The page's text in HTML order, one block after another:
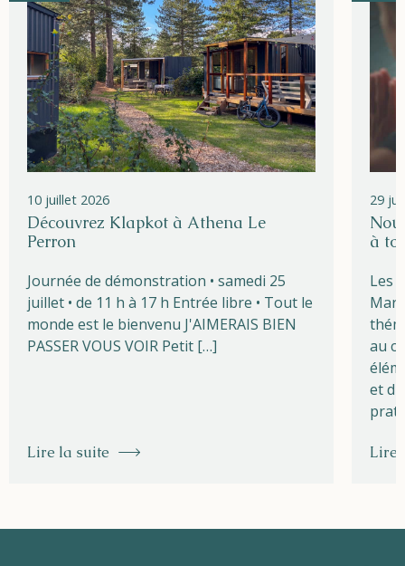
10 juillet 2026
Découvrez Klapkot à Athena Le
Perron
Journée de démonstration • samedi 25
juillet • de 11 h à 17 h Entrée libre • Tout le
monde est le bienvenu J'AIMERAIS BIEN
PASSER VOUS VOIR Petit […]
Lire la suite
29
à
Les
au
et
Lire